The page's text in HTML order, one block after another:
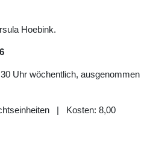
Hoebink.
Uhr wöchentlich, ausgenommen
| Kosten: 8,00